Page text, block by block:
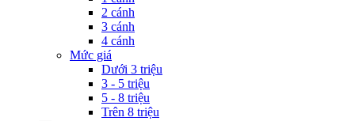
2 cánh
3 cánh
4 cánh
Mức giá
Dưới 3 triệu
3 - 5 triệu
5 - 8 triệu
Trên 8 triệu